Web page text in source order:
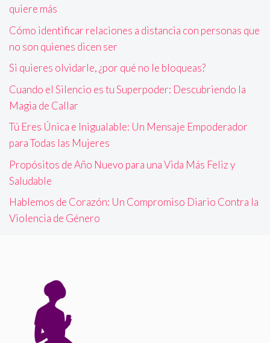
quiere más
Cómo identificar relaciones a distancia con personas que
no son quienes dicen ser
Si quieres olvidarle, ¿por qué no le bloqueas?
Cuando el Silencio es tu Superpoder: Descubriendo la
Magia de Callar
Tú Eres Única e Inigualable: Un Mensaje Empoderador
para Todas las Mujeres
Propósitos de Año Nuevo para una Vida Más Feliz y
Saludable
Hablemos de Corazón: Un Compromiso Diario Contra la
Violencia de Género